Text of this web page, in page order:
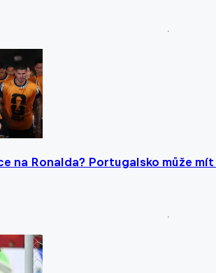
na Ronalda? Portugalsko může